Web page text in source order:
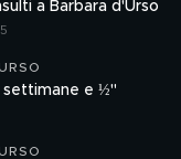
a Barbara d'Urso
settimane e ½"